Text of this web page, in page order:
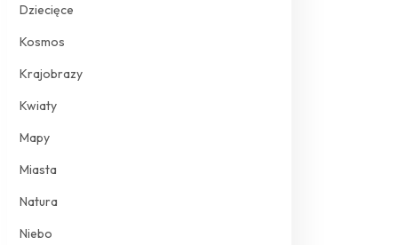
Dziecięce
Kosmos
Krajobrazy
Kwiaty
Mapy
Miasta
Natura
Niebo